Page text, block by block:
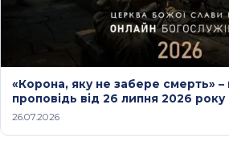
«Корона, яку не забере смерть» –
проповідь від 26 липня 2026 року
26.07.2026